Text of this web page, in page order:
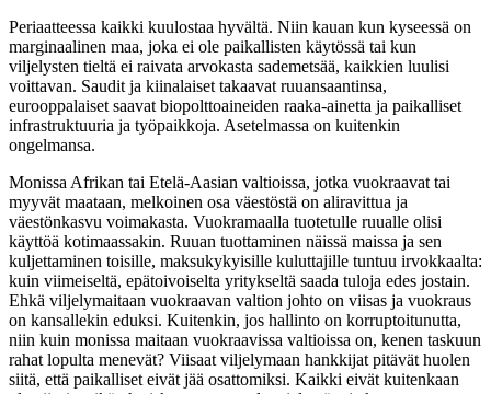
Periaatteessa kaikki kuulostaa hyvältä. Niin kauan kun kyseessä on
marginaalinen maa, joka ei ole paikallisten käytössä tai kun
viljelysten tieltä ei raivata arvokasta sademetsää, kaikkien luulisi
voittavan. Saudit ja kiinalaiset takaavat ruuansaantinsa,
eurooppalaiset saavat biopolttoaineiden raaka-ainetta ja paikalliset
infrastruktuuria ja työpaikkoja. Asetelmassa on kuitenkin
ongelmansa.
Monissa Afrikan tai Etelä-Aasian valtioissa, jotka vuokraavat tai
myyvät maataan, melkoinen osa väestöstä on aliravittua ja
väestönkasvu voimakasta. Vuokramaalla tuotetulle ruualle olisi
käyttöä kotimaassakin. Ruuan tuottaminen näissä maissa ja sen
kuljettaminen toisille, maksukykyisille kuluttajille tuntuu irvokkaalta:
kuin viimeiseltä, epätoivoiselta yritykseltä saada tuloja edes jostain.
Ehkä viljelymaitaan vuokraavan valtion johto on viisas ja vuokraus
on kansallekin eduksi. Kuitenkin, jos hallinto on korruptoitunutta,
niin kuin monissa maitaan vuokraavissa valtioissa on, kenen taskuun
rahat lopulta menevät? Viisaat viljelymaan hankkijat pitävät huolen
siitä, että paikalliset eivät jää osattomiksi. Kaikki eivät kuitenkaan